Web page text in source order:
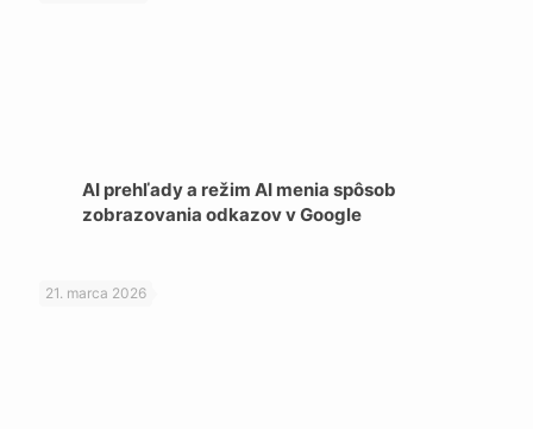
AI prehľady a režim AI menia spôsob
zobrazovania odkazov v Google
21. marca 2026